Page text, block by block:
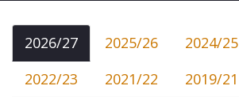
2026/27 2025/26 2024/25
2022/23
2021/22 2019/21